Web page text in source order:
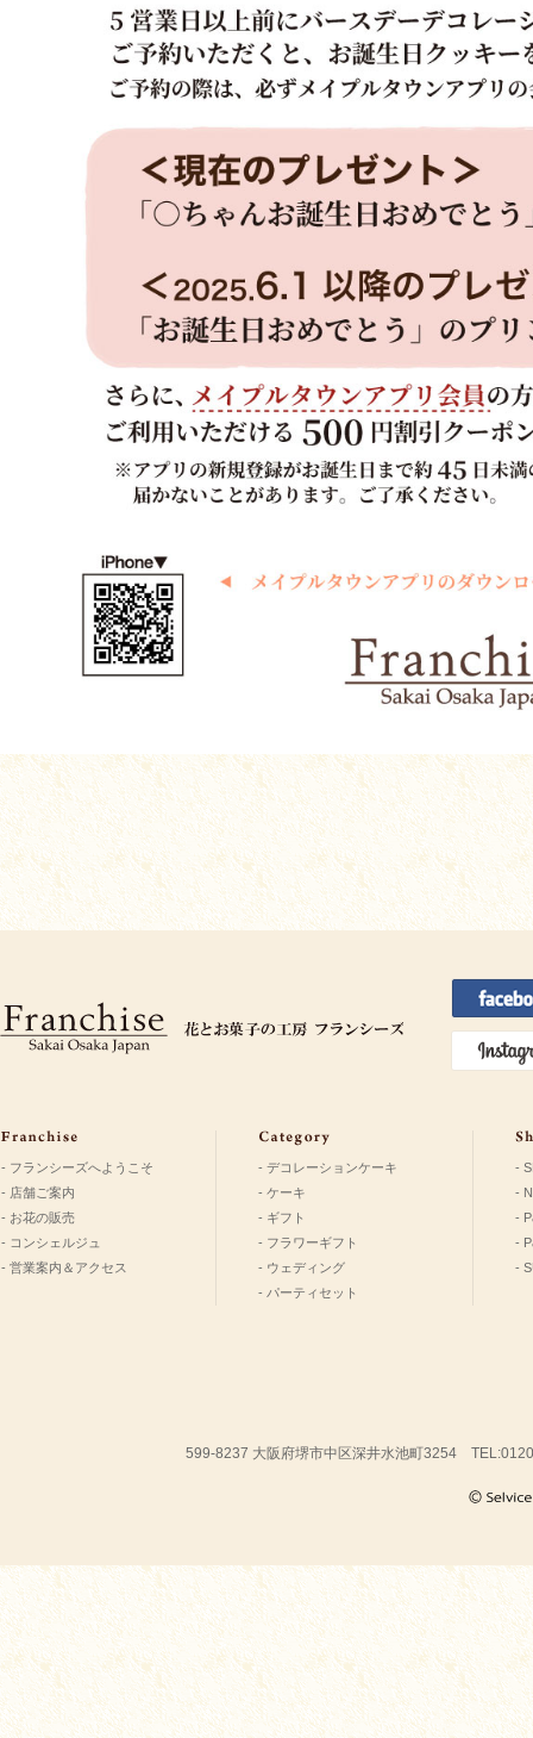
- フランシーズへようこそ
- 店舗ご案内
- お花の販売
- コンシェルジュ
- 営業案内＆アクセス
- デコレーションケーキ
- ケーキ
- ギフト
- フラワーギフト
- ウェディング
- パーティセット
-
-
-
-
-
599-8237 大阪府堺市中区深井水池町3254